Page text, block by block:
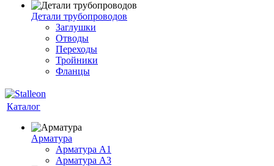
Детали трубопроводов
Заглушки
Отводы
Переходы
Тройники
Фланцы
Каталог
Арматура
Арматура A1
Арматура А3